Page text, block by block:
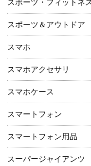
スポーツ・フィットネ
スポーツ＆アウトドア
スマホ
スマホアクセサリ
スマホケース
スマートフォン
スマートフォン用品
スーパージャイアンツ